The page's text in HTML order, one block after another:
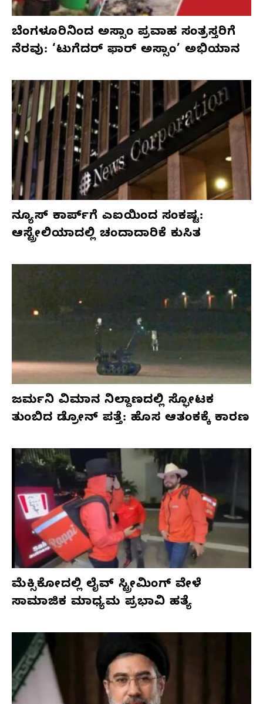
ಬೆಂಗಳೂರಿನಿಂದ ಅಸ್ಸಾಂ ಪ್ರವಾಹ ಸಂತ್ರಸ್ತರಿಗೆ
ನೆರವು: ‘ಟುಗೆದರ್ ಫಾರ್ ಅಸ್ಸಾಂ’ ಅಭಿಯಾನ
ನ್ಯೂಸ್ ಕಾರ್ಪ್‌ಗೆ ಎಐಯಿಂದ ಸಂಕಷ್ಟ:
ಆಸ್ಟ್ರೇಲಿಯಾದಲ್ಲಿ ಚಂದಾದಾರಿಕೆ ಕುಸಿತ
ಜರ್ಮನಿ ವಿಮಾನ ನಿಲ್ದಾಣದಲ್ಲಿ ಸ್ಫೋಟಕ
ತುಂಬಿದ ಡ್ರೋನ್ ಪತ್ತೆ: ಹೊಸ ಆತಂಕಕ್ಕೆ ಕಾರಣ
ಮೆಕ್ಸಿಕೋದಲ್ಲಿ ಲೈವ್ ಸ್ಟ್ರೀಮಿಂಗ್ ವೇಳೆ
ಸಾಮಾಜಿಕ ಮಾಧ್ಯಮ ಪ್ರಭಾವಿ ಹತ್ಯೆ